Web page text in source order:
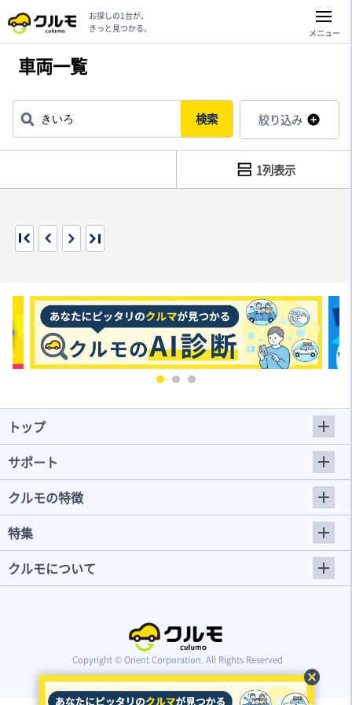
cancel
お探しの1台が、
きっと見つかる。
メニュー
車両一覧
検索 絞り込み
1列表示
トップ
サポート
クルモの特徴
特集
クルモについて
Copyright © Orient Corporation. All Rights Reserved